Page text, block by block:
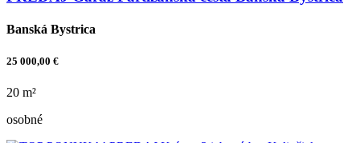
Banská Bystrica
25 000,00 €
20 m²
osobné